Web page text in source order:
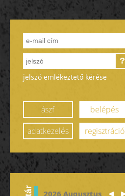
?
jelszó emlékeztető kérése
ászf
belépés
adatkezelés
regisztráció
2026 Augusztus